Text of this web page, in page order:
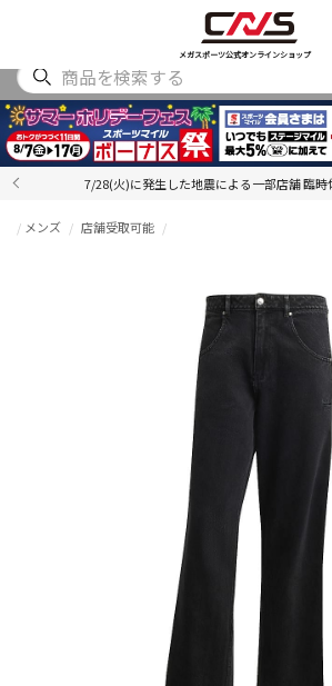
メガスポーツ公式オンラインショップ
ACCESSORY
7/28(火)に発生した地震による一部店舗 臨時
メンズ 店舗受取可能